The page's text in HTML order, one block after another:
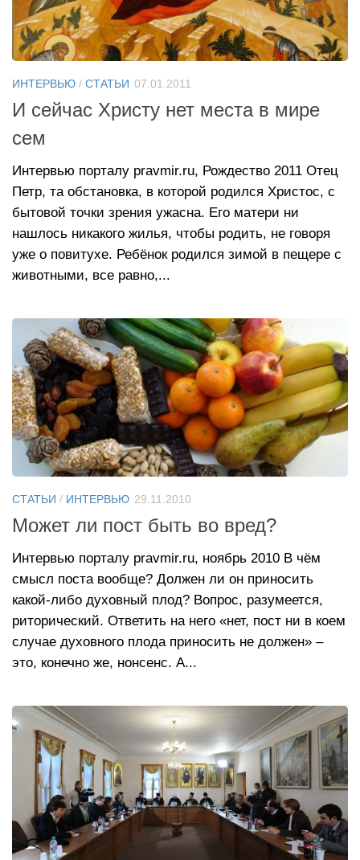
ИНТЕРВЬЮ / СТАТЬИ 07.01.2011
И сейчас Христу нет места в мире
сем
Интервью порталу pravmir.ru, Рождество 2011 Отец
Петр, та обстановка, в которой родился Христос, с
бытовой точки зрения ужасна. Его матери ни
нашлось никакого жилья, чтобы родить, не говоря
уже о повитухе. Ребёнок родился зимой в пещере с
животными, все равно,...
СТАТЬИ / ИНТЕРВЬЮ 29.11.2010
Может ли пост быть во вред?
Интервью порталу pravmir.ru, ноябрь 2010 В чём
смысл поста вообще? Должен ли он приносить
какой-либо духовный плод? Вопрос, разумеется,
риторический. Ответить на него «нет, пост ни в коем
случае духовного плода приносить не должен» –
это, конечно же, нонсенс. А...